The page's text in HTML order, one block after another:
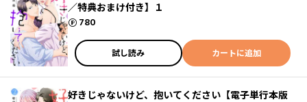
／特典おまけ付き】１
780
ポイント
試し読み カートに追加
好きじゃないけど、抱いてください【電子単行本版